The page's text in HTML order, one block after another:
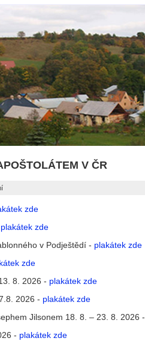
V ČR
zde
plakátek zde
v Podještědí - plakátek zde
zde
8. 2026 - plakátek zde
2026 - plakátek zde
Jilsonem 18. 8. – 23. 8. 2026 -
- plakátek zde